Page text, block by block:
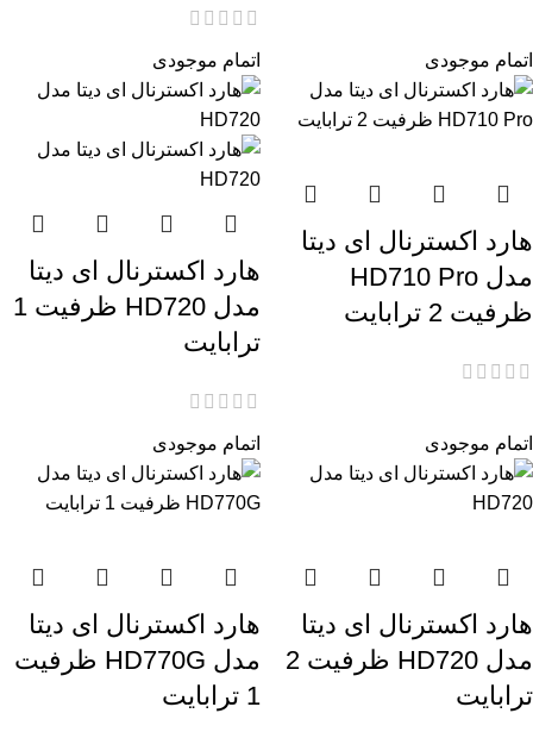
اتمام موجودی
هارد اکسترنال ای دیتا
مدل HD710 Pro
ظرفیت 2 ترابایت
اتمام موجودی
هارد اکسترنال ای دیتا
مدل HD720 ظرفیت 1
ترابایت
اتمام موجودی
هارد اکسترنال ای دیتا
مدل HD720 ظرفیت 2
ترابایت
اتمام موجودی
هارد اکسترنال ای دیتا
مدل HD770G ظرفیت
1 ترابایت